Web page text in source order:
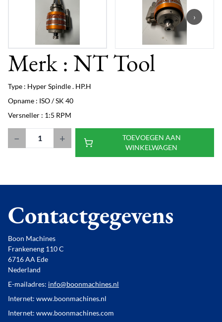
›
Merk : NT Tool
Type : Hyper Spindle . HP.H
Opname : ISO / SK 40
Versneller : 1:5 RPM
− +
TOEVOEGEN AAN
WINKELWAGEN
Contactgegevens
Boon Machines
Frankeneng 110 C
6716 AA Ede
Nederland
E-mailadres: info@boonmachines.nl
Internet: www.boonmachines.nl
Internet: www.boonmachines.com